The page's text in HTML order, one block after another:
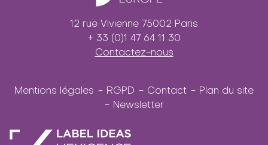
12 rue Vivienne 75002 Paris
+ 33 (0)1 47 64 11 30
Contactez-nous
Mentions légales RGPD Contact
Plan du site
Newsletter